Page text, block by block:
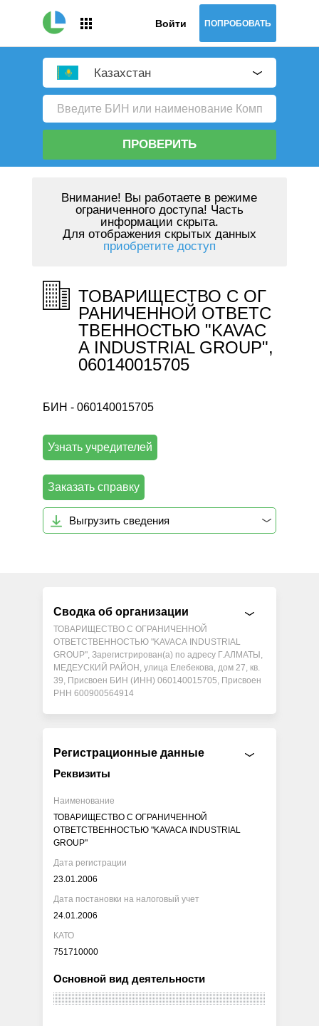
Войти ПОПРОБОВАТЬ
Казахстан
ПРОВЕРИТЬ
Внимание! Вы работаете в режиме
ограниченного доступа! Часть
информации скрыта.
Для отображения скрытых данных
приобретите доступ
ТОВАРИЩЕСТВО С ОГ
РАНИЧЕННОЙ ОТВЕТС
ТВЕННОСТЬЮ "KAVAC
A INDUSTRIAL GROUP",
060140015705
БИН - 060140015705
Узнать учредителей
Заказать справку
Выгрузить сведения
Сводка об организации
ТОВАРИЩЕСТВО С ОГРАНИЧЕННОЙ
ОТВЕТСТВЕННОСТЬЮ "KAVACA INDUSTRIAL
GROUP", Зарегистрирован(а) по адресу Г.АЛМАТЫ,
МЕДЕУСКИЙ РАЙОН, улица Елебекова, дом 27, кв.
39, Присвоен БИН (ИНН) 060140015705, Присвоен
РНН 600900564914
Регистрационные данные
Реквизиты
Наименование
ТОВАРИЩЕСТВО С ОГРАНИЧЕННОЙ
ОТВЕТСТВЕННОСТЬЮ "KAVACA INDUSTRIAL
GROUP"
Дата регистрации
23.01.2006
Дата постановки на налоговый учет
24.01.2006
КАТО
751710000
Основной вид деятельности